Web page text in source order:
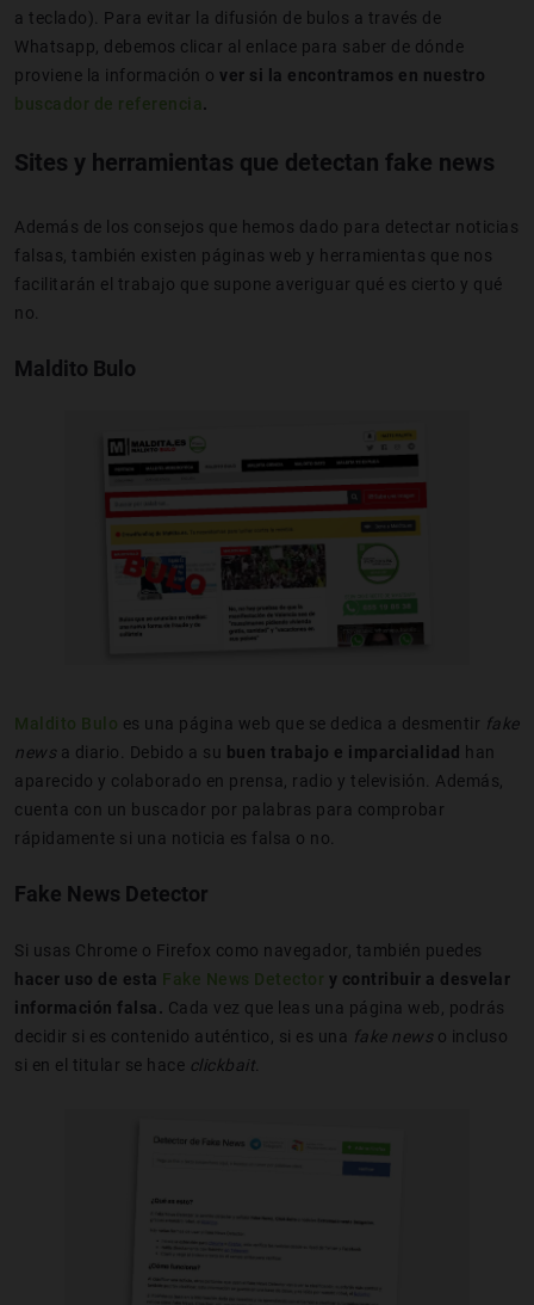
a teclado). Para evitar la difusión de bulos a través de
Whatsapp, debemos clicar al enlace para saber de dónde
proviene la información o ver si la encontramos en nuestro
buscador de referencia.
Sites y herramientas que detectan fake news
Además de los consejos que hemos dado para detectar noticias
falsas, también existen páginas web y herramientas que nos
facilitarán el trabajo que supone averiguar qué es cierto y qué
no.
Maldito Bulo
Maldito Bulo es una página web que se dedica a desmentir fake
news a diario. Debido a su buen trabajo e imparcialidad
han
aparecido y colaborado en prensa, radio y televisión. Además,
cuenta con un buscador por palabras para comprobar
rápidamente si una noticia es falsa o no.
Fake News Detector
Si usas Chrome o Firefox como navegador, también puedes
hacer uso de esta Fake News Detector y contribuir a desvelar
información falsa. Cada vez que leas una página web, podrás
decidir si es contenido auténtico, si es una fake news o incluso
si en el titular se hace clickbait